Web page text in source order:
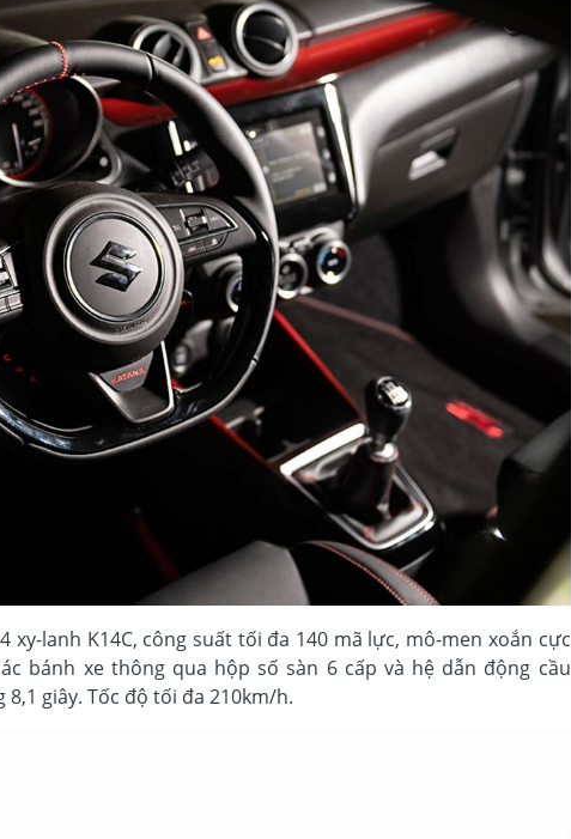
xy-lanh K14C, công suất tối đa 140 mã lực, mô-men xoắn cực
bánh xe thông qua hộp số sàn 6 cấp và hệ dẫn động cầu
giây. Tốc độ tối đa 210km/h.